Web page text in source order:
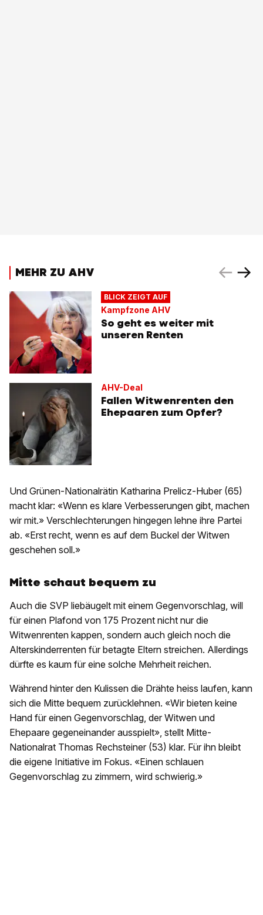
MEHR ZU AHV
BLICK ZEIGT AUF
Kampfzone AHV
So geht es weiter mit
unseren Renten
AHV-Deal
Fallen Witwenrenten den
Ehepaaren zum Opfer?
Und Grünen-Nationalrätin Katharina Prelicz-Huber (65)
macht klar: «Wenn es klare Verbesserungen gibt, machen
wir mit.» Verschlechterungen hingegen lehne ihre Partei
ab. «Erst recht, wenn es auf dem Buckel der Witwen
geschehen soll.»
Mitte schaut bequem zu
Auch die SVP liebäugelt mit einem Gegenvorschlag, will
für einen Plafond von 175 Prozent nicht nur die
Witwenrenten kappen, sondern auch gleich noch die
Alterskinderrenten für betagte Eltern streichen. Allerdings
dürfte es kaum für eine solche Mehrheit reichen.
Während hinter den Kulissen die Drähte heiss laufen, kann
sich die Mitte bequem zurücklehnen. «Wir bieten keine
Hand für einen Gegenvorschlag, der Witwen und
Ehepaare gegeneinander ausspielt», stellt Mitte-
Nationalrat Thomas Rechsteiner (53) klar. Für ihn bleibt
die eigene Initiative im Fokus. «Einen schlauen
Gegenvorschlag zu zimmern, wird schwierig.»